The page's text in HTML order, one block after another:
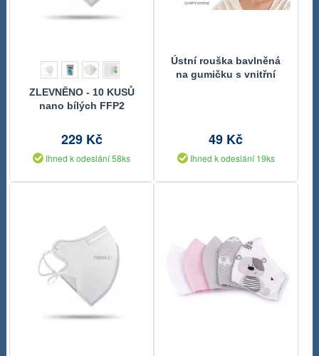
ZLEVNĚNO - 10 KUSŮ
nano bílých FFP2
229 Kč
Ihned k odeslání 58ks
Ústní rouška bavlněná
na gumičku s vnitřní
49 Kč
Ihned k odeslání 19ks